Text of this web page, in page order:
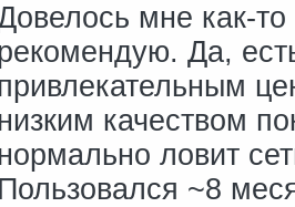
мне как-
Да,
качеством
ловит
Пользовался ~8